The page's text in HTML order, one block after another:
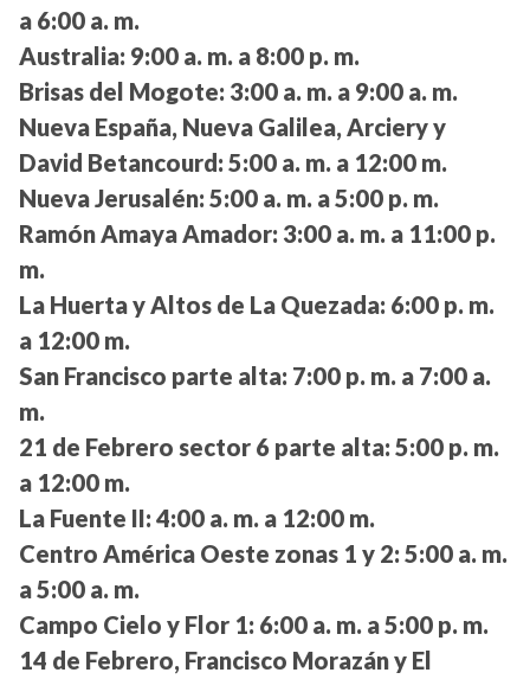
a 6:00 a. m.
Australia: 9:00 a. m. a 8:00 p. m.
Brisas del Mogote: 3:00 a. m. a 9:00 a. m.
Nueva España, Nueva Galilea, Arciery y
David Betancourd: 5:00 a. m. a 12:00 m.
Nueva Jerusalén: 5:00 a. m. a 5:00 p. m.
Ramón Amaya Amador: 3:00 a. m. a 11:00 p.
m.
La Huerta y Altos de La Quezada: 6:00 p. m.
a 12:00 m.
San Francisco parte alta: 7:00 p. m. a 7:00 a.
m.
21 de Febrero sector 6 parte alta: 5:00 p. m.
a 12:00 m.
La Fuente II: 4:00 a. m. a 12:00 m.
Centro América Oeste zonas 1 y 2: 5:00 a. m.
a 5:00 a. m.
Campo Cielo y Flor 1: 6:00 a. m. a 5:00 p. m.
14 de Febrero, Francisco Morazán y El